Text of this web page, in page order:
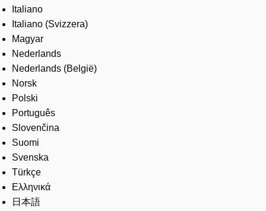
Italiano
Italiano (Svizzera)
Magyar
Nederlands
Nederlands (België)
Norsk
Polski
Português
Slovenčina
Suomi
Svenska
Türkçe
Ελληνικά
日本語